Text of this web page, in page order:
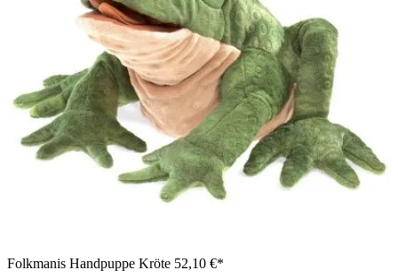
Folkmanis Handpuppe Kröte 52,10 €*